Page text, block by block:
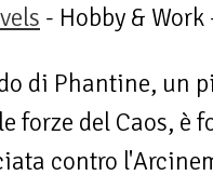
- Hobby & Work
di Phantine, un
forze del Caos, è
contro